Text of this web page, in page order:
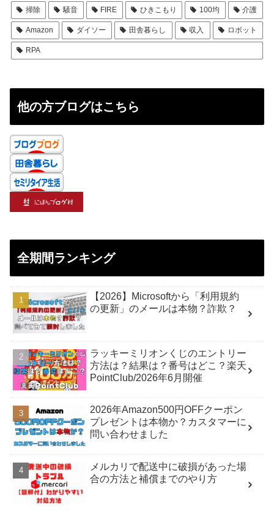
掃除 騒音 FIRE ひきこもり 100均 介護
Amazon ダイソー 田舎暮らし 収入 ロボット
RPA
他の方ブログはこちら
全期間ランキング
【2026】Microsoftから「利用規約
の更新」のメールは本物？詐欺？
ラッキーミリオンくじのエントリー
方法は？結果は？番号はどこ？楽天
PointClub/2026年6月開催
2026年Amazon500円OFFクーポン
プレゼントは本物か？カスタマーに
問い合わせました
メルカリで配送中に破損があった場
合の方法と補償までのやり方